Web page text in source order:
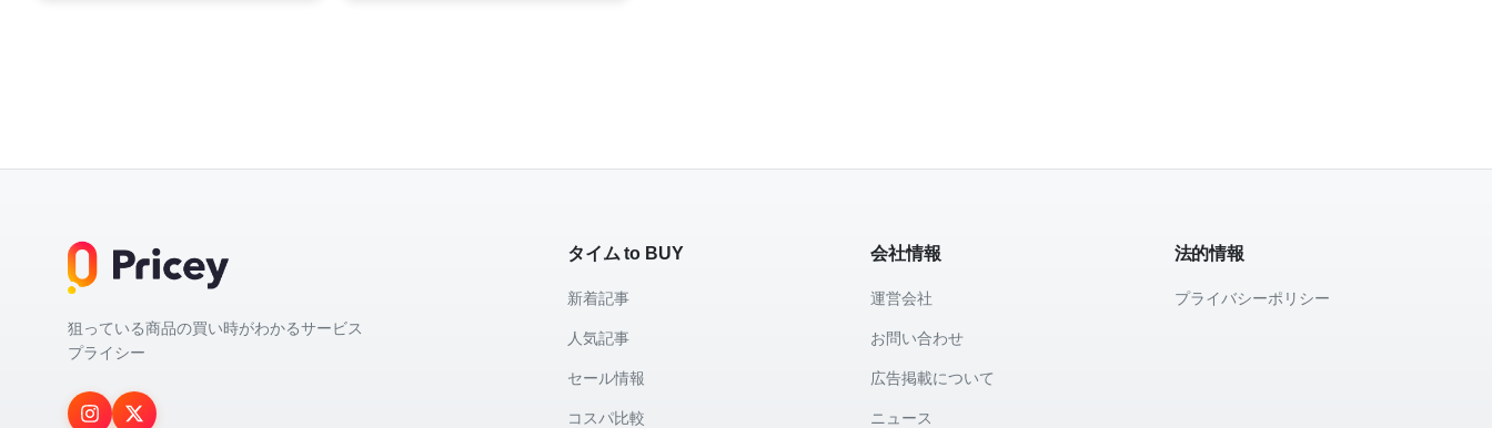
狙っている商品の買い時がわかるサービス
プライシー
タイム to BUY
新着記事
人気記事
セール情報
コスパ比較
会社情報
運営会社
お問い合わせ
広告掲載について
ニュース
法的情報
プライバシーポリシー